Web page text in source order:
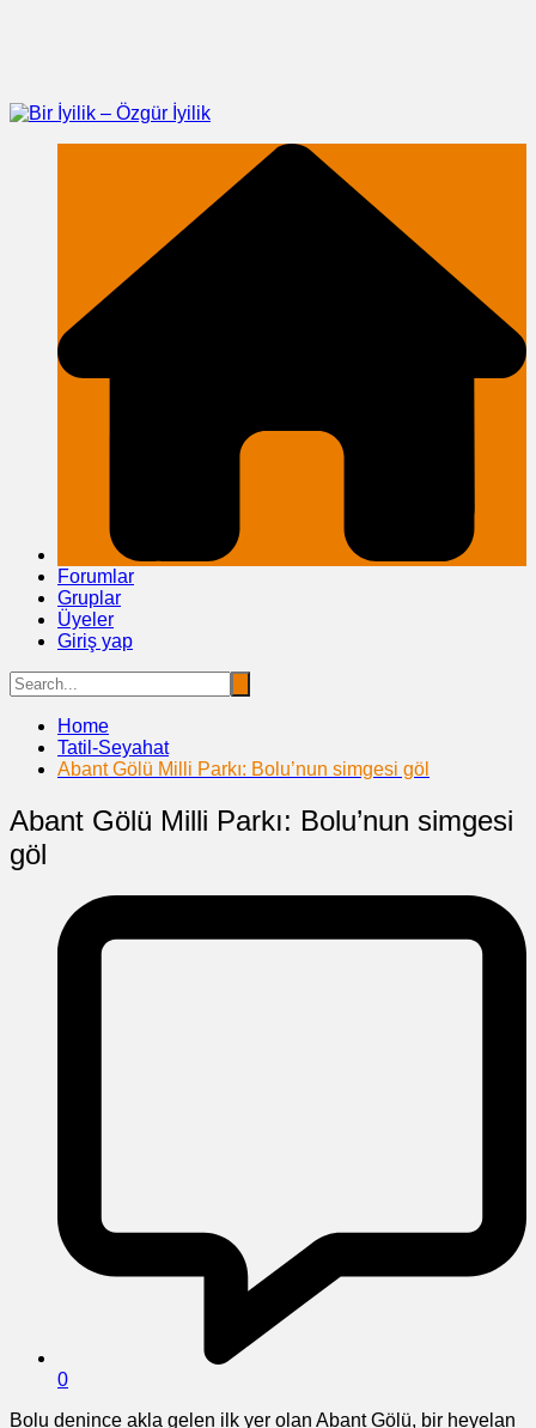
Forumlar
Gruplar
Üyeler
Giriş yap
Home
Tatil-Seyahat
Abant Gölü Milli Parkı: Bolu’nun simgesi göl
Abant Gölü Milli Parkı: Bolu’nun simgesi
göl
0
Bolu denince akla gelen ilk yer olan Abant Gölü, bir heyelan